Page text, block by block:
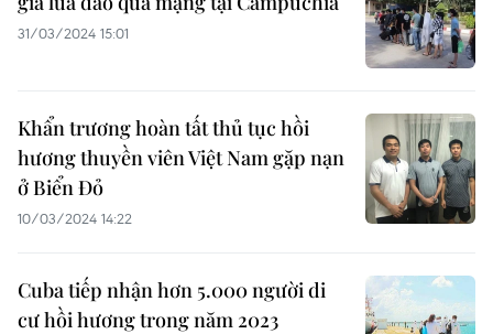
31/03/2024 15:01
Khẩn trương hoàn tất thủ tục hồi
hương thuyền viên Việt Nam gặp nạn
ở Biển Đỏ
10/03/2024 14:22
Cuba tiếp nhận hơn 5.000 người di
cư hồi hương trong năm 2023